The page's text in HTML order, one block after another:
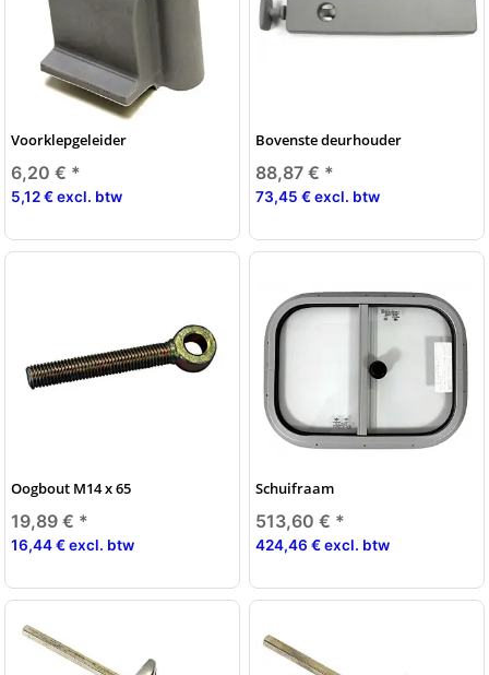
Voorklepgeleider
6,20 € *
5,12 € excl. btw
Bovenste deurhouder
88,87 € *
73,45 € excl. btw
Oogbout M14 x 65
19,89 € *
16,44 € excl. btw
Schuifraam
513,60 € *
424,46 € excl. btw